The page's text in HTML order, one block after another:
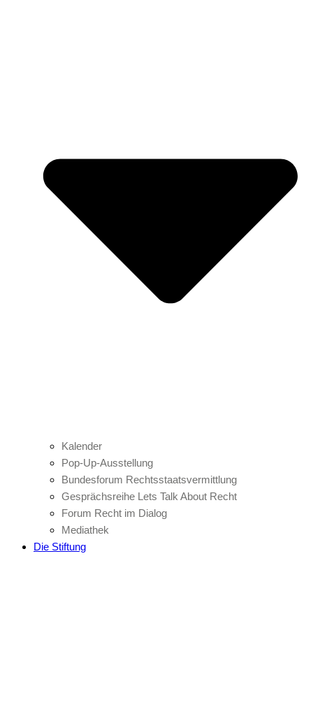
Kalender
Pop-Up-Ausstellung
Bundesforum Rechtsstaatsvermittlung
Gesprächsreihe Lets Talk About Recht
Forum Recht im Dialog
Mediathek
Die Stiftung